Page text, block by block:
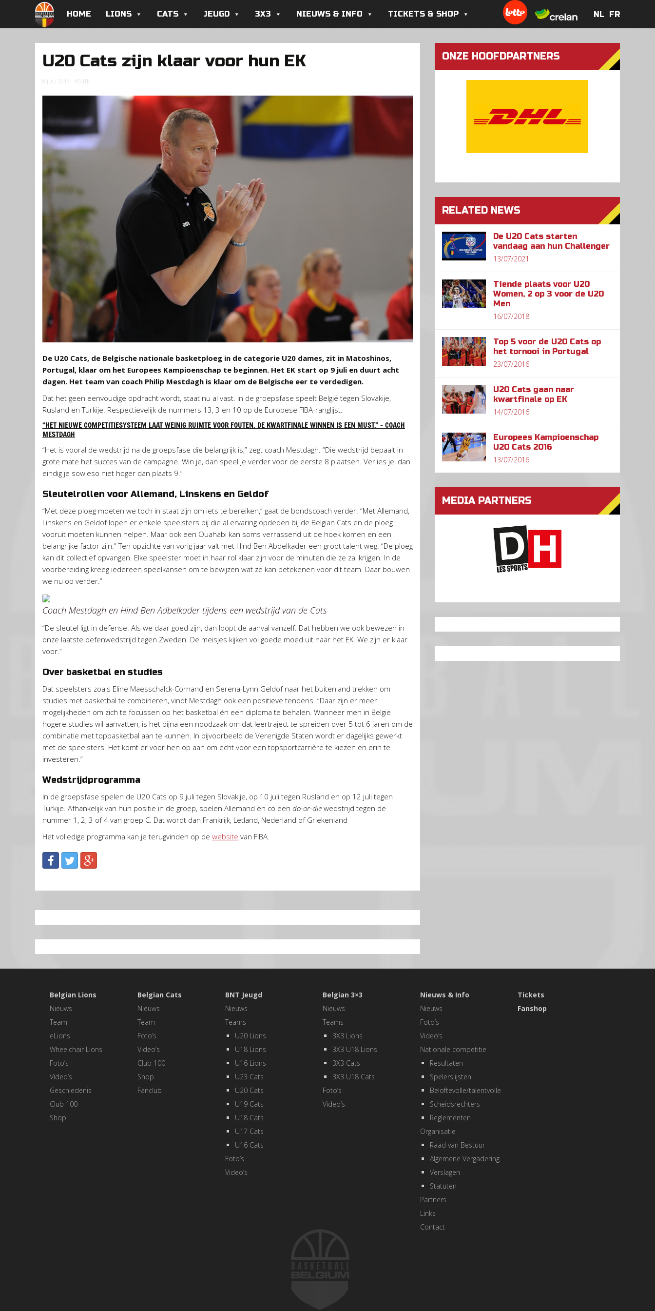
HOME LIONS CATS JEUGD 3X3 NIEUWS & INFO TICKETS & SHOP NL FR
U20 Cats zijn klaar voor hun EK
8 JULI 2016 YOUTH
De U20 Cats, de Belgische nationale basketploeg in de categorie U20 dames, zit in Matoshinos,
Portugal, klaar om het Europees Kampioenschap te beginnen. Het EK start op 9 juli en duurt acht
dagen. Het team van coach Philip Mestdagh is klaar om de Belgische eer te verdedigen.
Dat het geen eenvoudige opdracht wordt, staat nu al vast. In de groepsfase speelt België tegen Slovakije,
Rusland en Turkije. Respectievelijk de nummers 13, 3 en 10 op de Europese FIBA-ranglijst.
“HET NIEUWE COMPETITIESYSTEEM LAAT WEINIG RUIMTE VOOR FOUTEN. DE KWARTFINALE WINNEN IS EEN MUST.” – COACH
MESTDAGH
“Het is vooral de wedstrijd na de groepsfase die belangrijk is,” zegt coach Mestdagh. “Die wedstrijd bepaalt in
grote mate het succes van de campagne. Win je, dan speel je verder voor de eerste 8 plaatsen. Verlies je, dan
eindig je sowieso niet hoger dan plaats 9.”
Sleutelrollen voor Allemand, Linskens en Geldof
“Met deze ploeg moeten we toch in staat zijn om iets te bereiken,” gaat de bondscoach verder. “Met Allemand,
Linskens en Geldof lopen er enkele speelsters bij die al ervaring opdeden bij de Belgian Cats en de ploeg
vooruit moeten kunnen helpen. Maar ook een Ouahabi kan soms verrassend uit de hoek komen en een
belangrijke factor zijn.” Ten opzichte van vorig jaar valt met Hind Ben Abdelkader een groot talent weg. “De ploeg
kan dit collectief opvangen. Elke speelster moet in haar rol klaar zijn voor de minuten die ze zal krijgen. In de
voorbereiding kreeg iedereen speelkansen om te bewijzen wat ze kan betekenen voor dit team. Daar bouwen
we nu op verder.”
Coach Mestdagh en Hind Ben Adbelkader tijdens een wedstrijd van de Cats
“De sleutel ligt in defense. Als we daar goed zijn, dan loopt de aanval vanzelf. Dat hebben we ook bewezen in
onze laatste oefenwedstrijd tegen Zweden. De meisjes kijken vol goede moed uit naar het EK. We zijn er klaar
voor.”
Over basketbal en studies
Dat speelsters zoals Eline Maesschalck-Cornand en Serena-Lynn Geldof naar het buitenland trekken om
studies met basketbal te combineren, vindt Mestdagh ook een positieve tendens. “Daar zijn er meer
mogelijkheden om zich te focussen op het basketbal én een diploma te behalen. Wanneer men in België
hogere studies wil aanvatten, is het bijna een noodzaak om dat leertraject te spreiden over 5 tot 6 jaren om de
combinatie met topbasketbal aan te kunnen. In bijvoorbeeld de Verenigde Staten wordt er dagelijks gewerkt
met de speelsters. Het komt er voor hen op aan om echt voor een topsportcarrière te kiezen en erin te
investeren.”
Wedstrijdprogramma
In de groepsfase spelen de U20 Cats op 9 juli tegen Slovakije, op 10 juli tegen Rusland en op 12 juli tegen
Turkije. Afhankelijk van hun positie in de groep, spelen Allemand en co een do-or-die wedstrijd tegen de
nummer 1, 2, 3 of 4 van groep C. Dat wordt dan Frankrijk, Letland, Nederland of Griekenland
Het volledige programma kan je terugvinden op de website van FIBA.
ONZE HOOFDPARTNERS
RELATED NEWS
De U20 Cats starten
vandaag aan hun Challenger
13/07/2021
Tiende plaats voor U20
Women, 2 op 3 voor de U20
Men
16/07/2018
Top 5 voor de U20 Cats op
het tornooi in Portugal
23/07/2016
U20 Cats gaan naar
kwartfinale op EK
14/07/2016
Europees Kampioenschap
U20 Cats 2016
13/07/2016
MEDIA PARTNERS
Belgian Lions
Nieuws
Team
eLions
Wheelchair Lions
Foto’s
Video’s
Geschiedenis
Club 100
Shop
Belgian Cats
Nieuws
Team
Foto’s
Video’s
Club 100
Shop
Fanclub
BNT Jeugd
Nieuws
Teams
U20 Lions
U18 Lions
U16 Lions
U23 Cats
U20 Cats
U19 Cats
U18 Cats
U17 Cats
U16 Cats
Foto’s
Video’s
Belgian 3×3
Nieuws
Teams
3X3 Lions
3X3 U18 Lions
3X3 Cats
3X3 U18 Cats
Foto’s
Video’s
Nieuws & Info
Nieuws
Foto’s
Video’s
Nationale competitie
Resultaten
Spelerslijsten
Beloftevolle/talentvolle
Scheidsrechters
Reglementen
Organisatie
Raad van Bestuur
Algemene Vergadering
Verslagen
Statuten
Partners
Links
Contact
Tickets
Fanshop
NL